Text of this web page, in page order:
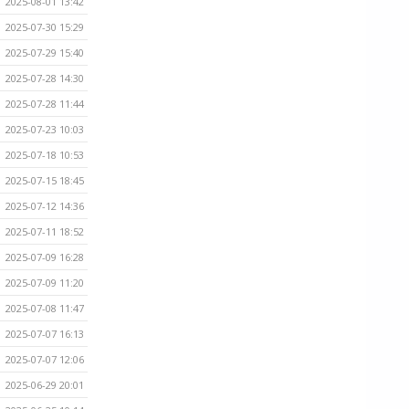
2025-07-30 15:29
2025-07-29 15:40
2025-07-28 14:30
2025-07-28 11:44
2025-07-23 10:03
2025-07-18 10:53
2025-07-15 18:45
2025-07-12 14:36
2025-07-11 18:52
2025-07-09 16:28
2025-07-09 11:20
2025-07-08 11:47
2025-07-07 16:13
2025-07-07 12:06
2025-06-29 20:01